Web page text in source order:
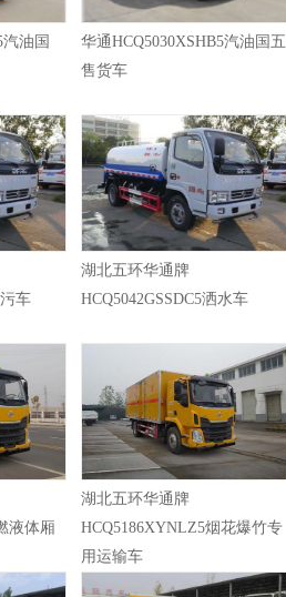
油国
华通HCQ5030XSHB5汽油国五
售货车
车
湖北五环华通牌
HCQ5042GSSDC5洒水车
液体厢
湖北五环华通牌
HCQ5186XYNLZ5烟花爆竹专
用运输车